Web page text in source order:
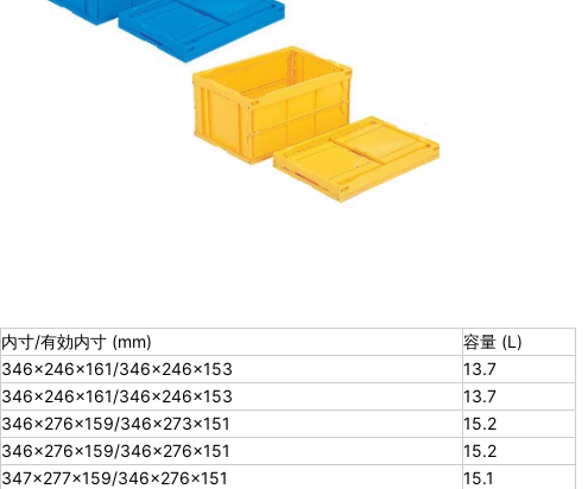
内寸/有効内寸 (mm)
容量 (L)
346×246×161/346×246×153
13.7
346×246×161/346×246×153
13.7
346×276×159/346×273×151
15.2
346×276×159/346×276×151
15.2
347×277×159/346×276×151
15.1